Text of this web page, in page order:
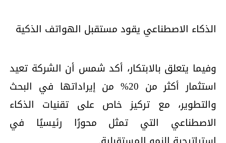
الذكاء الاصطناعي يقود مستقبل الهواتف الذكية
وفيما يتعلق بالابتكار، أكد شمس أن الشركة تعيد
استثمار أكثر من 20% من إيراداتها في البحث
والتطوير، مع تركيز خاص على تقنيات الذكاء
الاصطناعي التي تمثل محورًا رئيسيًا في